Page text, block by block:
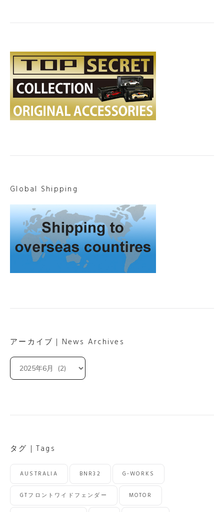
Global Shipping
アーカイブ｜News Archives
ア
ー
Archives
タグ｜Tags
AUSTRALIA BNR32 G-WORKS
GTフロントワイドフェンダー MOTOR